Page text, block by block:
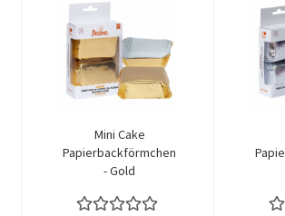
Mini Cake
Papierbackförmchen
- Gold